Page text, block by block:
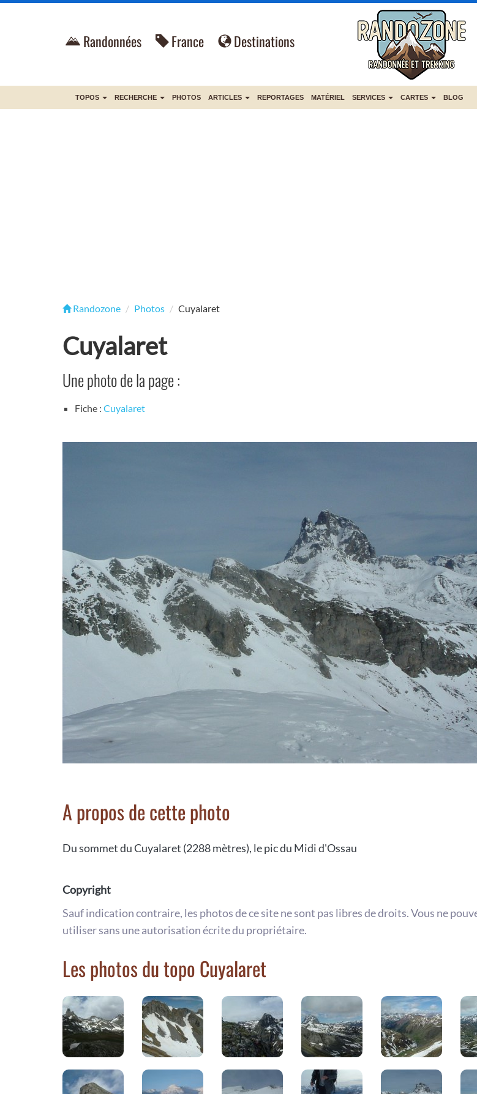
Randonnées France Destinations
TOPOS RECHERCHE PHOTOS ARTICLES REPORTAGES MATÉRIEL SERVICES CARTES BLOG
Randozone Photos Cuyalaret
Cuyalaret
Une photo de la page :
Fiche : Cuyalaret
A propos de cette photo
Du sommet du Cuyalaret (2288 mètres), le pic du Midi d'Ossau
Copyright
Sauf indication contraire, les photos de ce site ne sont pas libres de droits. Vous ne
utiliser sans une autorisation écrite du propriétaire.
Les photos du topo Cuyalaret